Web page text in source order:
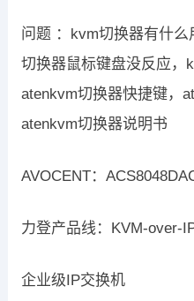
问题 ：kvm切换器有什
切换器鼠标键盘没反应，
atenkvm切换器快捷键，
atenkvm切换器说明书
AVOCENT：
力登产品线：KVM-over-
企业级IP交换机